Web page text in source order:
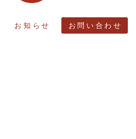
お知らせ お問い合わせ